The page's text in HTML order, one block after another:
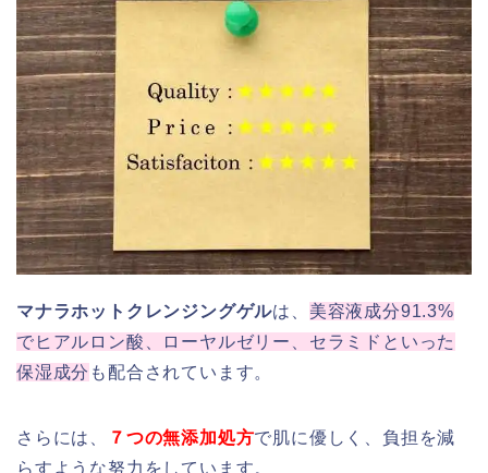
マナラホットクレンジングゲルは、 美容液成分91.3%
でヒアルロン酸、ローヤルゼリー、セラミドといった
保湿成分 も配合されています。
さらには、 ７つの無添加処方で肌に優しく、負担を減
らすような努力をしています。